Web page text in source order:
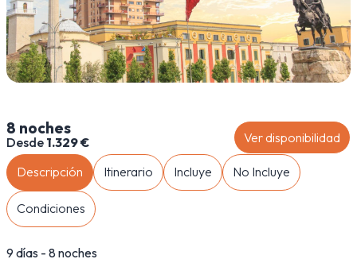
Descripción Itinerario Incluye No Incluye
Condiciones
9 días - 8 noches
8 noches
Desde 1.329 € Ver disponibilidad